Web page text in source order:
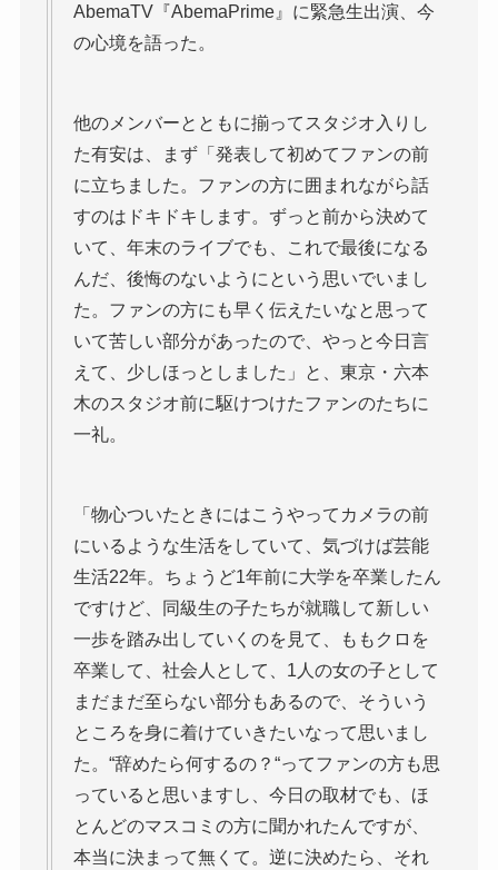
AbemaTV『AbemaPrime』に緊急生出演、今
の心境を語った。
他のメンバーとともに揃ってスタジオ入りし
た有安は、まず「発表して初めてファンの前
に立ちました。ファンの方に囲まれながら話
すのはドキドキします。ずっと前から決めて
いて、年末のライブでも、これで最後になる
んだ、後悔のないようにという思いでいまし
た。ファンの方にも早く伝えたいなと思って
いて苦しい部分があったので、やっと今日言
えて、少しほっとしました」と、東京・六本
木のスタジオ前に駆けつけたファンのたちに
一礼。
「物心ついたときにはこうやってカメラの前
にいるような生活をしていて、気づけば芸能
生活22年。ちょうど1年前に大学を卒業したん
ですけど、同級生の子たちが就職して新しい
一歩を踏み出していくのを見て、ももクロを
卒業して、社会人として、1人の女の子として
まだまだ至らない部分もあるので、そういう
ところを身に着けていきたいなって思いまし
た。“辞めたら何するの？“ってファンの方も思
っていると思いますし、今日の取材でも、ほ
とんどのマスコミの方に聞かれたんですが、
本当に決まって無くて。逆に決めたら、それ